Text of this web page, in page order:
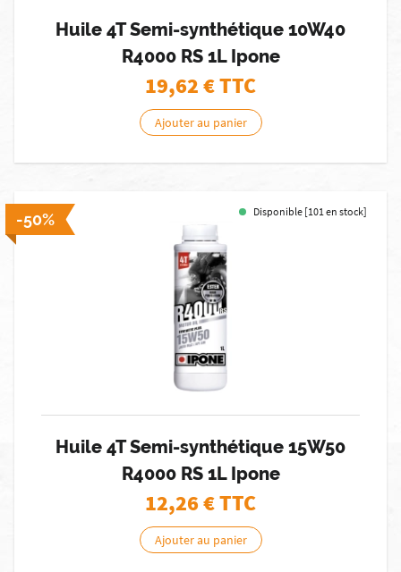
Huile 4T Semi-synthétique 10W40
R4000 RS 1L Ipone
19,62€ TTC
Ajouter au panier
-50% Disponible [101 en stock]
Huile 4T Semi-synthétique 15W50
R4000 RS 1L Ipone
12,26€ TTC
Ajouter au panier